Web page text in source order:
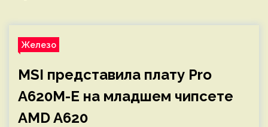
Железо
MSI представила плату Pro
A620M-E на младшем чипсете
AMD A620